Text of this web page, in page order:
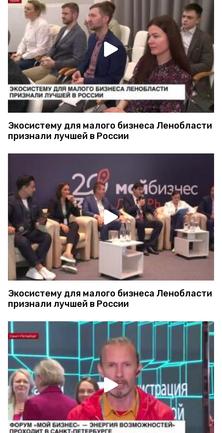
Экосистему для малого бизнеса Ленобласти
признали лучшей в России
Экосистему для малого бизнеса Ленобласти
признали лучшей в России